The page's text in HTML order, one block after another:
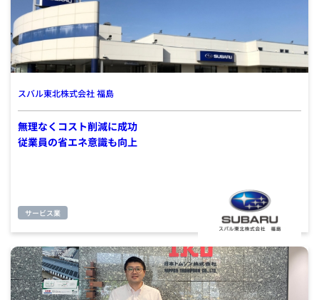
スバル東北株式会社 福島
無理なくコスト削減に成功
従業員の省エネ意識も向上
サービス業